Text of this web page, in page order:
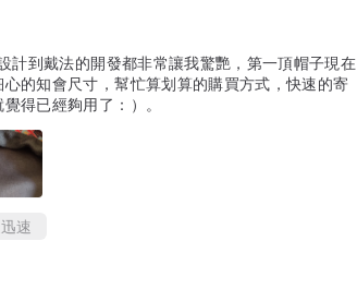
計到戴法的開發都非常讓我驚艷，第一頂帽子現在
的知會尺寸，幫忙算划算的購買方式，快速的寄
得已經夠用了：）。
速